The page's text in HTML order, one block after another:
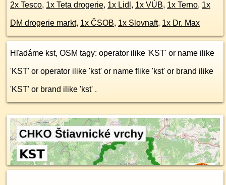
2x Tesco, 1x Teta drogerie, 1x Lidl , 1x VÚB, 1x Terno, 1x
DM drogerie markt, 1x ČSOB, 1x Slovnaft, 1x Dr. Max
Hľadáme kst, OSM tagy: operator ilike 'KST' or name ilike
'KST' or operator ilike 'kst' or name flike 'kst' or brand ilike
'KST' or brand ilike 'kst' .